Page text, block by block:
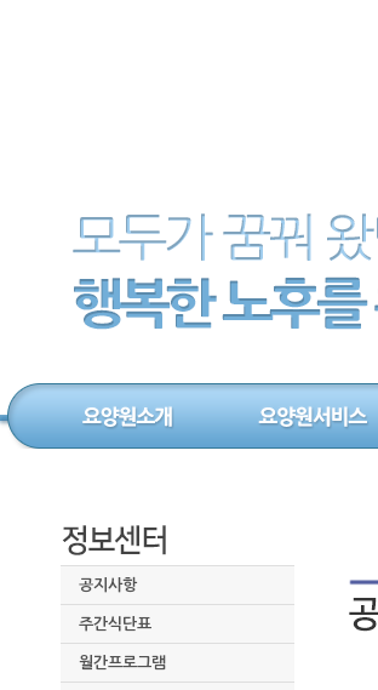
공지사항
주간식단표
월간프로그램